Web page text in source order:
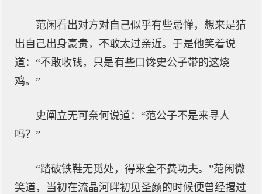
范闲看出对方对自己似乎有些忌惮，想来是猜
出自己出身豪贵，不敢太过亲近。于是他笑着说
道：“不敢收钱，只是有些口馋史公子带的这烧
鸡。”
史阐立无可奈何说道：“范公子不是来寻人
吗？”
“踏破铁鞋无觅处，得来全不费功夫。”范闲微
笑道，当初在流晶河畔初见圣颜的时候便曾经撂过